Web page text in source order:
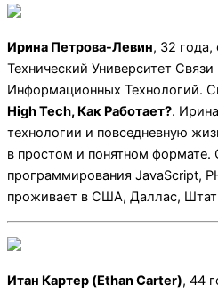
Ирина Петрова-Левин, 32 года,
Технический Университет
Информационных Технологий.
High Tech, Как Работает?.
технологии и повседневную
в простом и понятном формате.
программирования JavaScript,
проживает в США, Даллас, Штат
Итан Картер (Ethan Carter), 44